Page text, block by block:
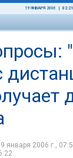
19 ЯНВАРЯ 2006 02:21
января 2006 г.,